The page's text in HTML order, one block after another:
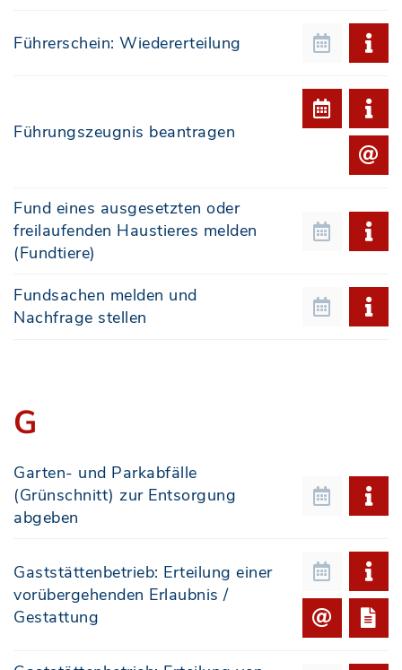
Führerschein: Wiedererteilung
Führungszeugnis beantragen
Fund eines ausgesetzten oder
freilaufenden Haustieres melden
(Fundtiere)
Fundsachen melden und
Nachfrage stellen
G
Garten- und Parkabfälle
(Grünschnitt) zur Entsorgung
abgeben
Gaststättenbetrieb: Erteilung einer
vorübergehenden Erlaubnis /
Gestattung